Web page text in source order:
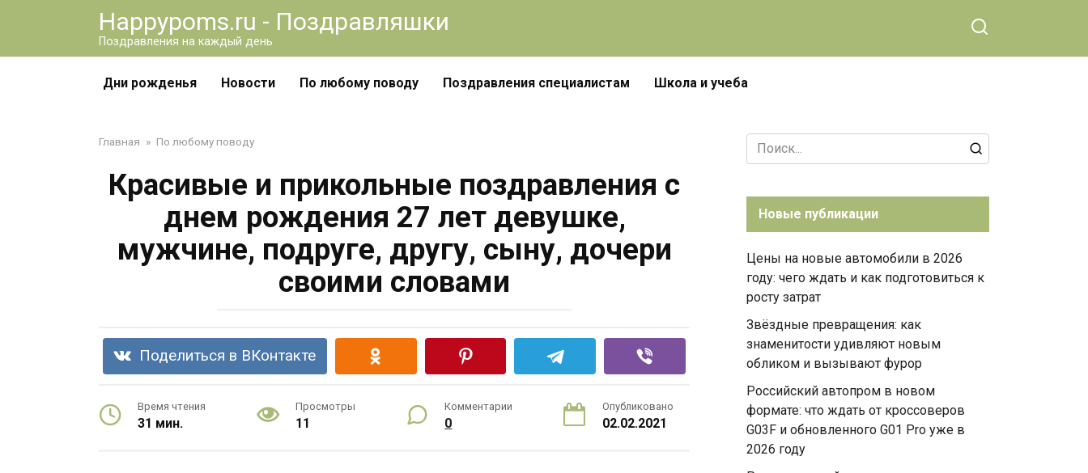
Happypoms.ru - Поздравляшки
Поздравления на каждый день
Дни рожденья Новости По любому поводу Поздравления специалистам Школа и учеба
Главная » По любому поводу
Красивые и прикольные поздравления с
днем рождения 27 лет девушке,
мужчине, подруге, другу, сыну, дочери
своими словами
Поделиться в ВКонтакте
Время чтения
31 мин.
Просмотры
11
Комментарии
0
Опубликовано
02.02.2021
Search
for:
Новые публикации
Цены на новые автомобили в 2026
году: чего ждать и как подготовиться к
росту затрат
Звёздные превращения: как
знаменитости удивляют новым
обликом и вызывают фурор
Российский автопром в новом
формате: что ждать от кроссоверов
G03F и обновленного G01 Pro уже в
2026 году